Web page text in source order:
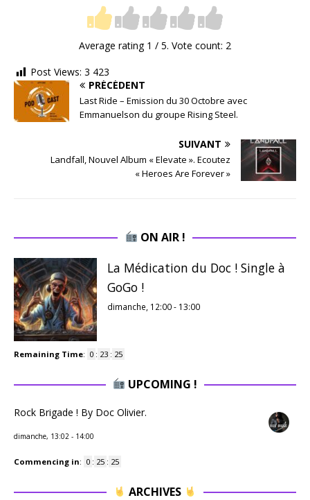
Average rating 1 / 5. Vote count: 2
Post Views: 3 423
PRÉCÉDENT
Last Ride – Emission du 30 Octobre avec
Emmanuelson du groupe Rising Steel.
SUIVANT
Landfall, Nouvel Album « Elevate ». Ecoutez
« Heroes Are Forever »
ON AIR !
La Médication du Doc ! Single à
GoGo !
dimanche, 12:00- 13:00
Remaining Time: 0 : 23 : 24
UPCOMING !
Rock Brigade ! By Doc Olivier.
dimanche, 13:02 - 14:00
Commencing in: 0 : 25 : 24
ARCHIVES